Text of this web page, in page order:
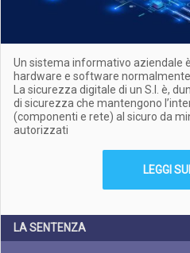
Un sistema informativo aziendale
hardware e software
La sicurezza digitale di un S.I. è,
di sicurezza che mantengono
(componenti e rete) al sicuro da
autorizzati
LEGGI
LA SENTENZA